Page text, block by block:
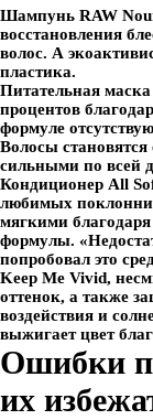
Шампунь RAW
восстановления
волос. А
пластика.
Питательная маска
процентов
формуле
Волосы становятся
сильными по всей
Кондиционер All
любимых
мягкими
формулы.
попробовал это
Keep Me Vivid,
оттенок, а также
воздействия и
выжигает цвет
Ошибки
их